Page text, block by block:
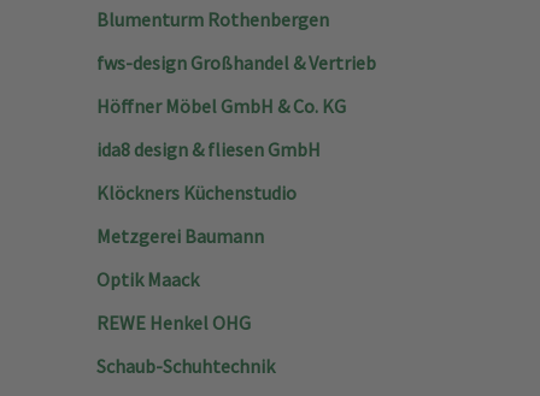
Blumenturm Rothenbergen
fws-design Großhandel & Vertrieb
Höffner Möbel GmbH & Co. KG
ida8 design & fliesen GmbH
Klöckners Küchenstudio
Metzgerei Baumann
Optik Maack
REWE Henkel OHG
Schaub-Schuhtechnik